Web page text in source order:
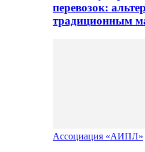
перевозок:
традиционным
Ассоциация «АИПЛ»